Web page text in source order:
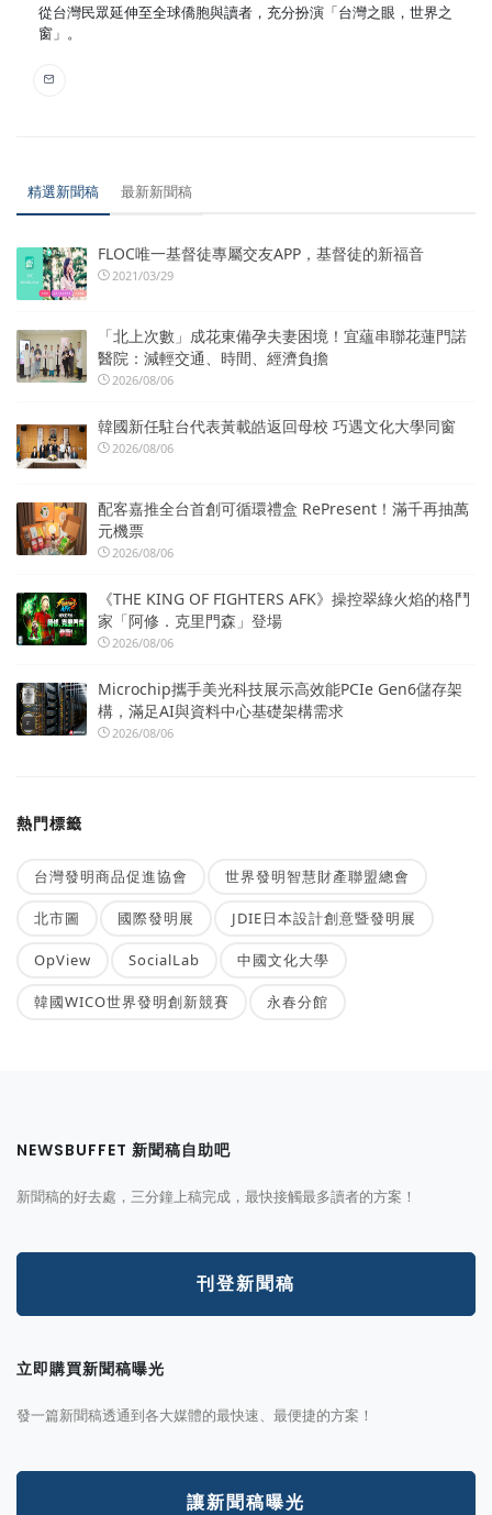
從台灣民眾延伸至全球僑胞與讀者，充分扮演「台灣之眼，世界之
窗」。
精選新聞稿 最新新聞稿
FLOC唯一基督徒專屬交友APP，基督徒的新福音
2021/03/29
「北上次數」成花東備孕夫妻困境！宜蘊串聯花蓮門諾
醫院：減輕交通、時間、經濟負擔
2026/08/06
韓國新任駐台代表黃載皓返回母校 巧遇文化大學同窗
2026/08/06
配客嘉推全台首創可循環禮盒 RePresent！滿千再抽萬
元機票
2026/08/06
《THE KING OF FIGHTERS AFK》操控翠綠火焰的格鬥
家「阿修．克里門森」登場
2026/08/06
Microchip攜手美光科技展示高效能PCIe Gen6儲存架
構，滿足AI與資料中心基礎架構需求
2026/08/06
熱門標籤
台灣發明商品促進協會 世界發明智慧財產聯盟總會
北市圖 國際發明展 JDIE日本設計創意暨發明展
OpView SocialLab 中國文化大學
韓國WICO世界發明創新競賽 永春分館
NEWSBUFFET 新聞稿自助吧
新聞稿的好去處，三分鐘上稿完成，最快接觸最多讀者的方案！
刊登新聞稿
立即購買新聞稿曝光
發一篇新聞稿透通到各大媒體的最快速、最便捷的方案！
讓新聞稿曝光